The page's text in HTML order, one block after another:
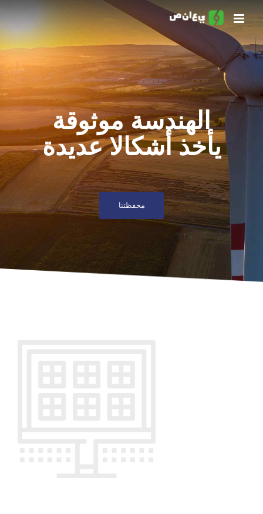
الهندسة موثوقة
يأخذ أشكالا عديدة
محفظتنا